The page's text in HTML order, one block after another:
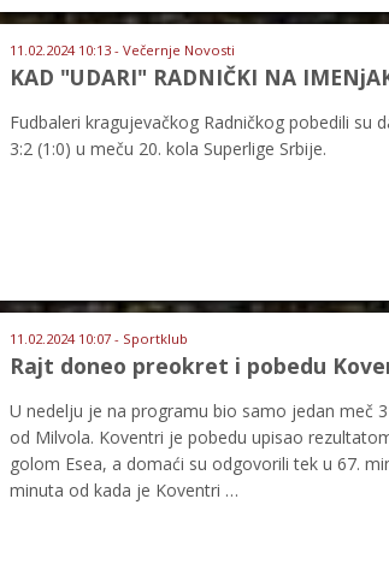
11.02.2024 10:13 - Večernje Novosti
KAD "UDARI" RADNIČKI NA
Fudbaleri kragujevačkog Radničkog pobedili su
3:2 (1:0) u meču 20. kola Superlige Srbije.
11.02.2024 10:07 - Sportklub
Rajt doneo preokret i pobedu
U nedelju je na programu bio samo jedan meč
od Milvola. Koventri je pobedu upisao
golom Esea, a domaći su odgovorili tek u 67.
minuta od kada je Koventri …